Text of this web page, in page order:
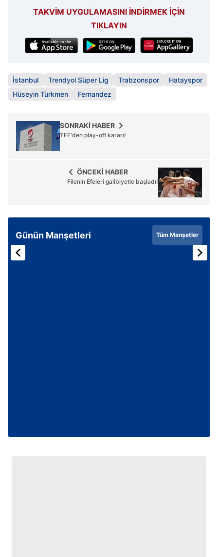
TAKVİM UYGULAMASINI İNDİRMEK İÇİN
TIKLAYIN
İstanbul Trendyol Süper Lig Trabzonspor
Hatayspor
Hüseyin Türkmen
Fernandez
SONRAKİ HABER
TFF'den play-off kararı!
ÖNCEKİ HABER
Filenin Efeleri galibiyetle başladı!
Günün Manşetleri Tüm Manşetler